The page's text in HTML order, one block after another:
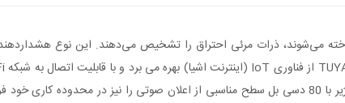
می‌شوند، ذرات مرئی احتراق را تشخیص می‌دهند. این نوع
گوشی های هوشمند ارسال می کند این دتکتور با دارا بودن آژیر با 80 دسی بل سطح مناسبی از